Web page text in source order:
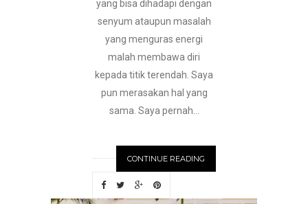
yang bisa dihadapi dengan
senyum ataupun masalah
yang menguras energi
malah membawa diri
kepada titik terendah. Saya
pun merasakan hal yang
sama. Saya pernah...
CONTINUE READING